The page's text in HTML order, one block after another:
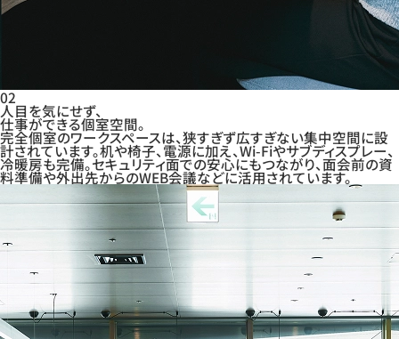
02
人目を気にせず、
仕事ができる個室空間。
完全個室のワークスペースは、狭すぎず広すぎない集中空間に設
計されています。机や椅子、電源に加え、Wi-Fiやサブディスプレー、
冷暖房も完備。セキュリティ面での安心にもつながり、面会前の資
料準備や外出先からのWEB会議などに活用されています。